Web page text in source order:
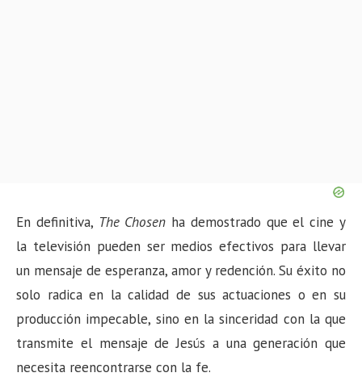
En definitiva, The Chosen ha demostrado que el cine y
la televisión pueden ser medios efectivos para llevar
un mensaje de esperanza, amor y redención. Su éxito no
solo radica en la calidad de sus actuaciones o en su
producción impecable, sino en la sinceridad con la que
transmite el mensaje de Jesús a una generación que
necesita reencontrarse con la fe.